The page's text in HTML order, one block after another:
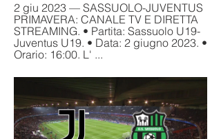
2 giu 2023 — SASSUOLO-JUVENTUS
PRIMAVERA: CANALE TV E DIRETTA
STREAMING. • Partita: Sassuolo U19-
Juventus U19. • Data: 2 giugno 2023. •
Orario: 16:00. L' ...